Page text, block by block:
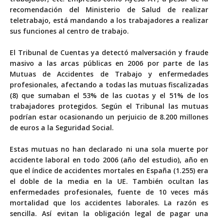
recomendación del Ministerio de Salud de realizar
teletrabajo, está mandando a los trabajadores a realizar
sus funciones al centro de trabajo.
El Tribunal de Cuentas ya detectó malversación y fraude
masivo a las arcas públicas en 2006 por parte de las
Mutuas de Accidentes de Trabajo y enfermedades
profesionales, afectando a todas las mutuas fiscalizadas
(8) que sumaban el 53% de las cuotas y el 51% de los
trabajadores protegidos. Según el Tribunal las mutuas
podrían estar ocasionando un perjuicio de 8.200 millones
de euros a la Seguridad Social.
Estas mutuas no han declarado ni una sola muerte por
accidente laboral en todo 2006 (año del estudio), año en
que el índice de accidentes mortales en España (1.255) era
el doble de la media en la UE. También ocultan las
enfermedades profesionales, fuente de 10 veces más
mortalidad que los accidentes laborales. La razón es
sencilla. Así evitan la obligación legal de pagar una